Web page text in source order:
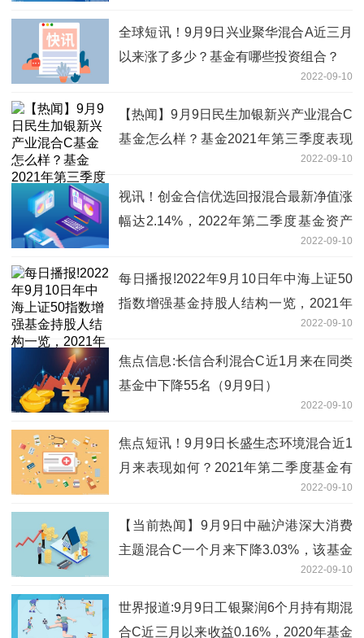
全球短讯！9月9日兴业聚华混合A近三月
以来涨了多少？基金有哪些投资组合？
2022-09-10
【热闻】9月9日民生加银新兴产业混合C
基金怎么样？基金2021年第三季度表现
2022-09-10
视讯！创金合信优选回报混合最新净值涨
幅达2.14%，2022年第二季度基金资产
2022-09-10
每日播报!2022年9月10日年中海上证50
指数增强基金持股人结构一览，2021年
2022-09-10
焦点信息:长信合利混合C近1月来在同类
基金中下降55名（9月9日）
2022-09-10
焦点短讯！9月9日长盛生态环境混合近1
月来表现如何？2021年第二季度基金有
2022-09-10
【当前热闻】9月9日中融沪港深大消费
主题混合C一个月来下降3.03%，该基金
2022-09-10
世界报道:9月9日工银聚润6个月持有期混
合C近三月以来收益0.16%，2020年基金